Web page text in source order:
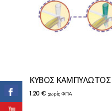
ΚΥΒΟΣ ΚΑΜΠΥΛΩΤΟΣ
1.20 € χωρίς ΦΠΑ